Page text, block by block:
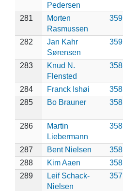
Pedersen
281
Morten
Rasmussen
359
282
Jan Kahr
Sørensen
359
283
Knud N.
Flensted
358
284 Franck Ishøi
358
285
Bo Brauner 358
286
Martin
Liebermann
358
287 Bent Nielsen
358
288
Kim Aaen
358
289
Leif Schack-
Nielsen
357